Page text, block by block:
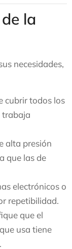
la
necesidades,
cubrir todos los
trabaja
alta presión
que las de
electrónicos o
repetibilidad.
que el
usa tiene